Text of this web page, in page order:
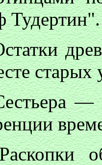
Тудертин".
старых
—